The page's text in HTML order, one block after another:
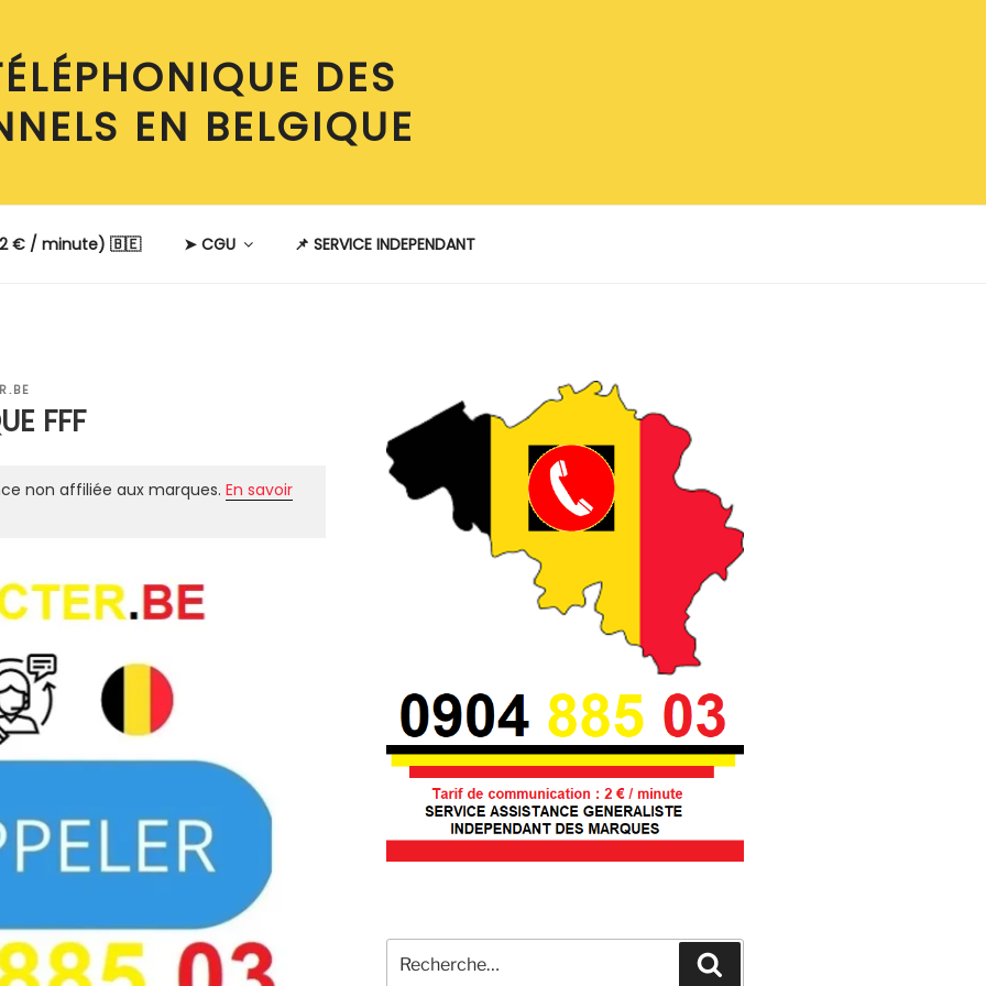
DES
EN BELGIQUE
€ / minute) 🇧🇪 ➤ CGU 📌 SERVICE INDEPENDANT
FFF
non affiliée aux marques. En savoir
pour